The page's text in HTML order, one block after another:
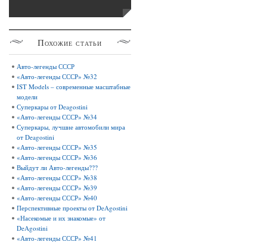
Похожие статьи
Авто-легенды СССР
«Авто-легенды СССР» №32
IST Models – современные масштабные
модели
Суперкары от Deagostini
«Авто-легенды СССР» №34
Суперкары, лучшие автомобили мира
от Deagostini
«Авто-легенды СССР» №35
«Авто-легенды СССР» №36
Выйдут ли Авто-легенды???
«Авто-легенды СССР» №38
«Авто-легенды СССР» №39
«Авто-легенды СССР» №40
Перспективные проекты от DeAgostini
«Насекомые и их знакомые» от
DeAgostini
«Авто-легенды СССР» №41